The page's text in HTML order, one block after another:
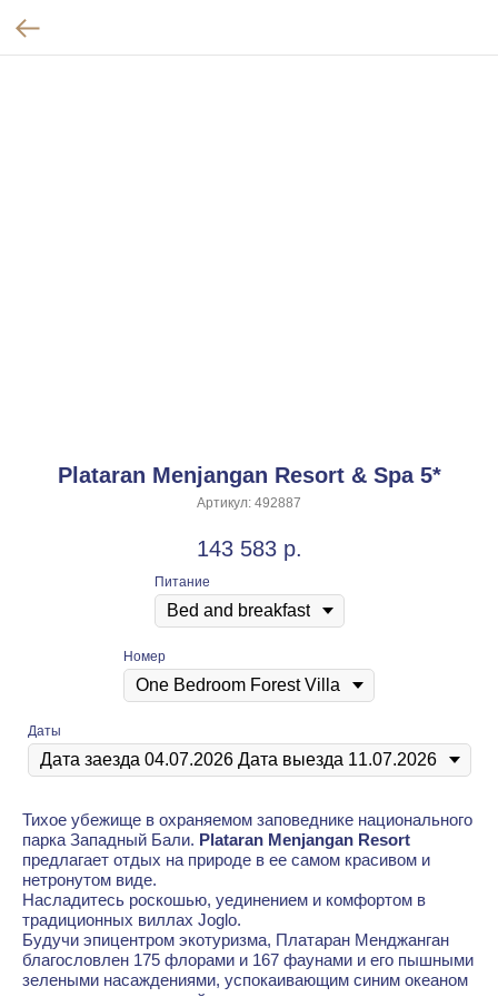
Plataran Menjangan Resort & Spa 5*
Артикул: 492887
143 583 р.
Питание
Номер
Даты
Тихое убежище в охраняемом заповеднике национального
парка Западный Бали. Plataran Menjangan Resort
предлагает отдых на природе в ее самом красивом и
нетронутом виде.
Насладитесь роскошью, уединением и комфортом в
традиционных виллах Joglo.
Будучи эпицентром экотуризма, Платаран Менджанган
благословлен 175 флорами и 167 фаунами и его пышными
зелеными насаждениями, успокаивающим синим океаном